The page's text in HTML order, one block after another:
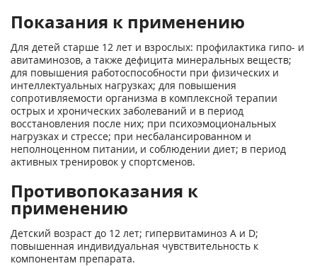
Показания к применению
Для детей старше 12 лет и взрослых: профилактика гипо- и
авитаминозов, а также дефицита минеральных веществ;
для повышения работоспособности при физических и
интеллектуальных нагрузках; для повышения
сопротивляемости организма в комплексной терапии
острых и хронических заболеваний и в период
восстановления после них; при психоэмоциональных
нагрузках и стрессе; при несбалансированном и
неполноценном питании, и соблюдении диет; в период
активных тренировок у спортсменов.
Противопоказания к
применению
Детский возраст до 12 лет; гипервитаминоз А и D;
повышенная индивидуальная чувствительность к
компонентам препарата.